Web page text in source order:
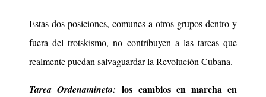
Estas dos posiciones, comunes a otros grupos dentro y
fuera del trotskismo, no contribuyen a las tareas que
realmente puedan salvaguardar la Revolución Cubana.
Tarea Ordenamineto: los cambios en marcha en